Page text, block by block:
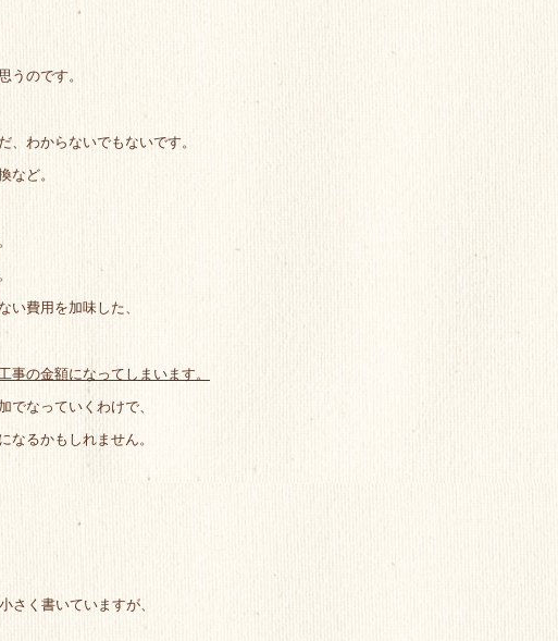
うのです。
わからないでもないです。
など。
い費用を加味した、
の金額になってしまいます。
でなっていくわけで、
なるかもしれません。
さく書いていますが、